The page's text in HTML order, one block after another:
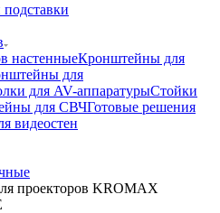
настенныеКронштейны для
для
для AV-аппаратурыСтойки
для СВЧГотовые решения
видеостен
проекторов KROMAX